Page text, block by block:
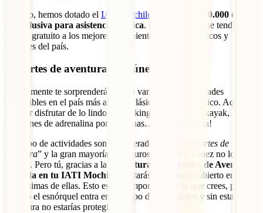
Por ello, hemos dotado el IATI Mochilero
600.000 euros
en exclusiva para asistencia médica. Esto significa que tendrás
acceso gratuito a los mejores tratamientos, centros médicos y
doctores del país.
Deportes de aventura en Túnez
Seguramente te sorprenderá la gran variedad de actividades
disponibles en el país más allá del clásico circuito turístico. Aquí vas
a poder disfrutar de lo lindo de trekkings, buceo, surf, kayak,
subidones de adrenalina por las dunas… ¡qué maravilla!
Este tipo de actividades son consideradas como “
deportes de
aventura” y la gran mayoría de seguros de viaje a Túnez no los
cubren. Pero tú, gracias a la
Cobertura de Deportes de Aventura
incluida en tu IATI Mochilero
estarás totalmente cubierto en
muchísimas de ellas. Esto es más importante de lo que crees, pues
incluso el esnórquel entra en este tipo de actividades y sin esta
cobertura no estarías protegido.